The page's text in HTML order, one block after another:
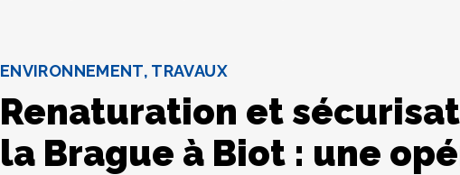
ENVIRONNEMENT, TRAVAUX
Renaturation et
la Brague à Biot : une